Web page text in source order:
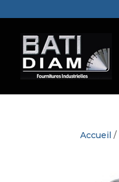
Accueil /